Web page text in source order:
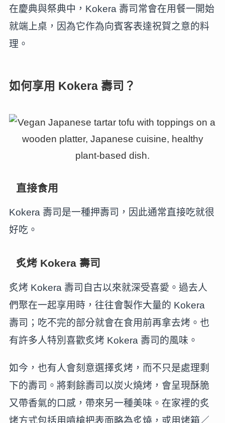
在慶典與祭典中，Kokera 壽司常會在用餐一開始
就端上桌，因為它作為向賓客表達祝賀之意的料
理。
如何享用 Kokera 壽司？
直接食用
Kokera 壽司是一種押壽司，因此通常直接吃就很
好吃。
炙烤 Kokera 壽司
炙烤 Kokera 壽司自古以來就深受喜愛。過去人
們聚在一起享用時，往往會製作大量的 Kokera
壽司；吃不完的部分就會在食用前再拿去烤。也
有許多人特別喜歡炙烤 Kokera 壽司的風味。
如今，也有人會刻意選擇炙烤，而不只是處理剩
下的壽司。將剩餘壽司以炭火燒烤，會呈現酥脆
又帶香氣的口感，帶來另一種美味。在家裡的炙
烤方式包括用噴槍把表面略為炙燒，或用烤箱／